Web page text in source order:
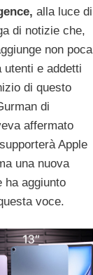
alla luce di
di notizie che,
non poca
utenti e addetti
di questo
di
affermato
Apple
una nuova
ha aggiunto
voce.